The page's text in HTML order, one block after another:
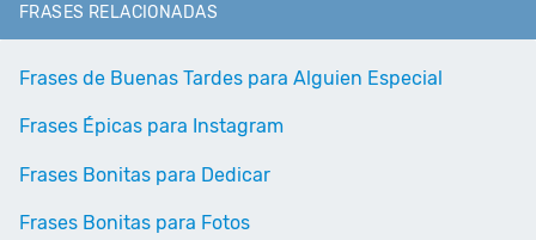
FRASES RELACIONADAS
Frases de Buenas Tardes para Alguien Especial
Frases Épicas para Instagram
Frases Bonitas para Dedicar
Frases Bonitas para Fotos